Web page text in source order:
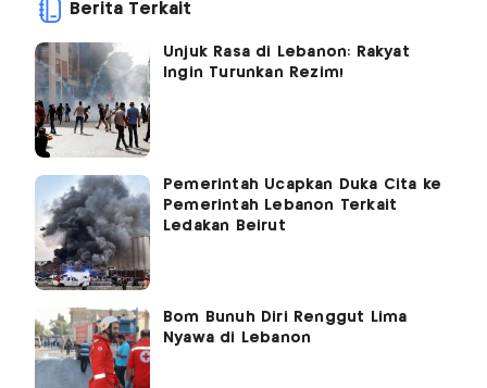
Berita Terkait
Unjuk Rasa di Lebanon: Rakyat
Ingin Turunkan Rezim!
Pemerintah Ucapkan Duka Cita ke
Pemerintah Lebanon Terkait
Ledakan Beirut
Bom Bunuh Diri Renggut Lima
Nyawa di Lebanon